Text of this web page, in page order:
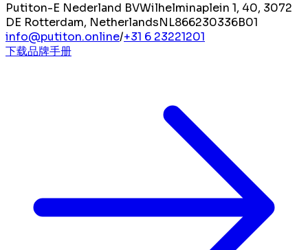
Putiton-E Nederland BVWilhelminaplein 1, 40, 3072
DE Rotterdam, NetherlandsNL866230336B01
info@putiton.online/+31 6 23221201
下载品牌手册